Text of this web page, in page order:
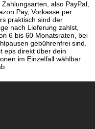
also PayPal,
Pay, Vorkasse per
praktisch sind der
nach Lieferung zahlst,
6 bis 60 Monatsraten, bei
gebührenfrei sind.
eps direkt über dein
im Einzelfall wählbar